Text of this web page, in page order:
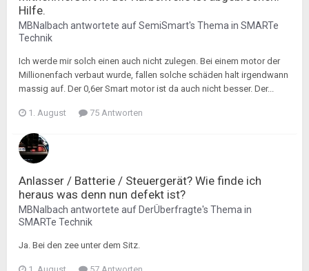
Hilfe.
MBNalbach antwortete aufSemiSmart's Thema in SMARTe
Technik
Ich werde mir solch einen auch nicht zulegen. Bei einem motor der
Millionenfach verbaut wurde, fallen solche schäden halt irgendwann
massig auf. Der 0,6er Smart motor ist da auch nicht besser. Der...
1. August 75 Antworten
Anlasser / Batterie / Steuergerät? Wie finde ich
heraus was denn nun defekt ist?
MBNalbach antwortete auf DerÜberfragte's Thema in
SMARTe Technik
Ja. Bei den zee unter dem Sitz.